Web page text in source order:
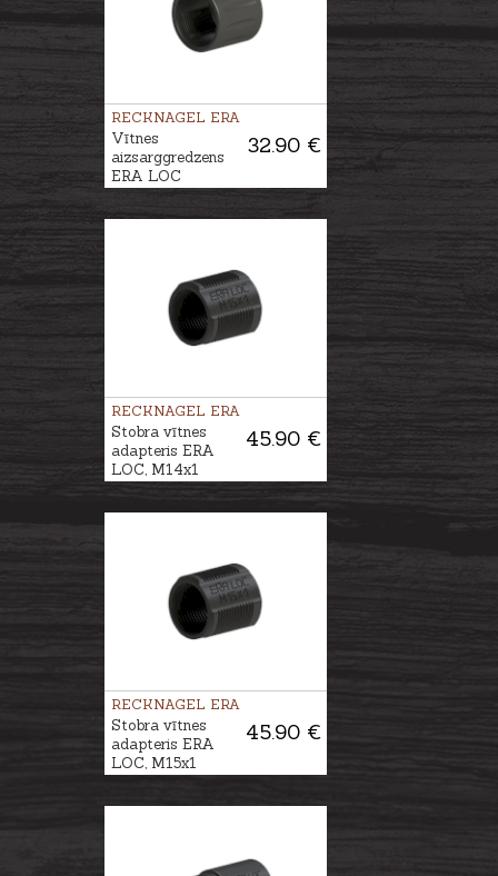
RECKNAGEL ERA
32.90 €
Vītnes
aizsarggredzens
ERA LOC
RECKNAGEL ERA
45.90 €
Stobra vītnes
adapteris ERA
LOC, M14x1
RECKNAGEL ERA
45.90 €
Stobra vītnes
adapteris ERA
LOC, M15x1